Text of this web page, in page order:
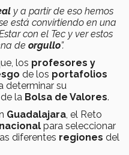
y a partir de eso hemos
está convirtiendo en una
con el Tec y ver estos
de orgullo”.
los profesores y
de los portafolios
determinar su
la Bolsa de Valores.
Guadalajara, el Reto
nacional para seleccionar
diferentes regiones del